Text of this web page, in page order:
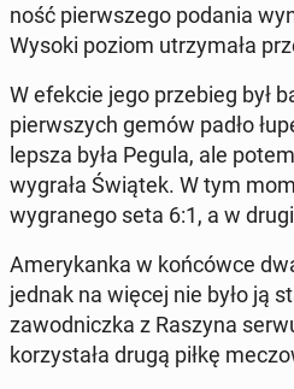
ność pierw­sze­go podania
Wysoki poziom utrzy­ma­ła
W efekcie jego prze­bieg był
pierw­szych gemów padło
lepsza była Pegula, ale
wygrała Świątek. W tym
wy­gra­ne­go seta 6:1, a w
Ame­ry­kan­ka w koń­ców­ce
jednak na więcej nie było ją
za­wod­nicz­ka z Raszyna
ko­rzy­sta­ła drugą piłkę